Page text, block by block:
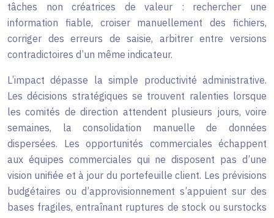
tâches non créatrices de valeur : rechercher une
information fiable, croiser manuellement des fichiers,
corriger des erreurs de saisie, arbitrer entre versions
contradictoires d’un même indicateur.
L’impact dépasse la simple productivité administrative.
Les décisions stratégiques se trouvent ralenties lorsque
les comités de direction attendent plusieurs jours, voire
semaines, la consolidation manuelle de données
dispersées. Les opportunités commerciales échappent
aux équipes commerciales qui ne disposent pas d’une
vision unifiée et à jour du portefeuille client. Les prévisions
budgétaires ou d’approvisionnement s’appuient sur des
bases fragiles, entraînant ruptures de stock ou surstocks